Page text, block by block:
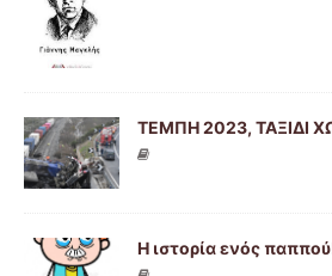
ΤΕΜΠΗ 2023, ΤΑΞΙΔΙ
Η ιστορία ενός